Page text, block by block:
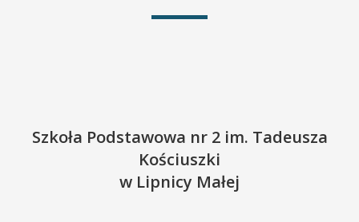
Szkoła Podstawowa nr 2 im. Tadeusza
Kościuszki
w Lipnicy Małej